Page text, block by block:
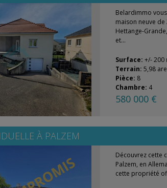
Belardimmo
maison neuve
Hettange-
et...
Surface: +/- 200
Terrain: 5,98
Pièce: 8
Chambre: 4
580 000 €
À PALZEM
Découvrez cette
Palzem, en
cette propriété